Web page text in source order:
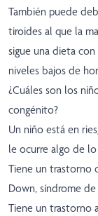
También puede
tiroides al que la
sigue una dieta
niveles bajos de
¿Cuáles son los
congénito?
Un niño está en
le ocurre algo de
Tiene un trastorno
Down, síndrome
Tiene un trastorno